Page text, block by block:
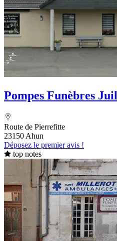
Pompes Funèbres
Route de Pierrefitte
23150 Ahun
Déposez le premier avis !
top notes